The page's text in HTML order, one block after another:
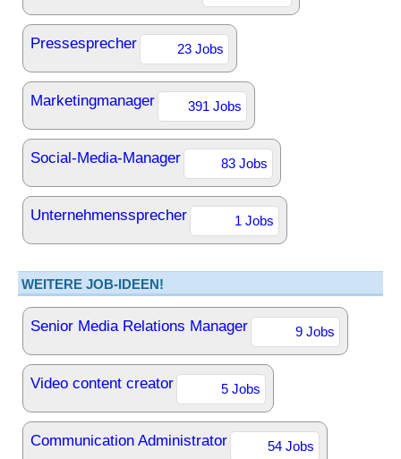
Pressesprecher 23 Jobs
Marketingmanager 391 Jobs
Social-Media-Manager 83 Jobs
Unternehmenssprecher 1 Jobs
WEITERE JOB-IDEEN!
Senior Media Relations Manager 9 Jobs
Video content creator 5 Jobs
Communication Administrator 54 Jobs